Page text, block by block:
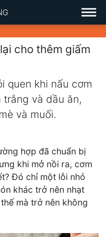
cho thêm giấm
quen khi nấu cơm
và dầu ăn,
và muối.
hợp đã chuẩn bị
khi mở nồi ra, cơm
Đó chỉ một lỗi nhỏ
khác trở nên nhạt
mà trở nên không